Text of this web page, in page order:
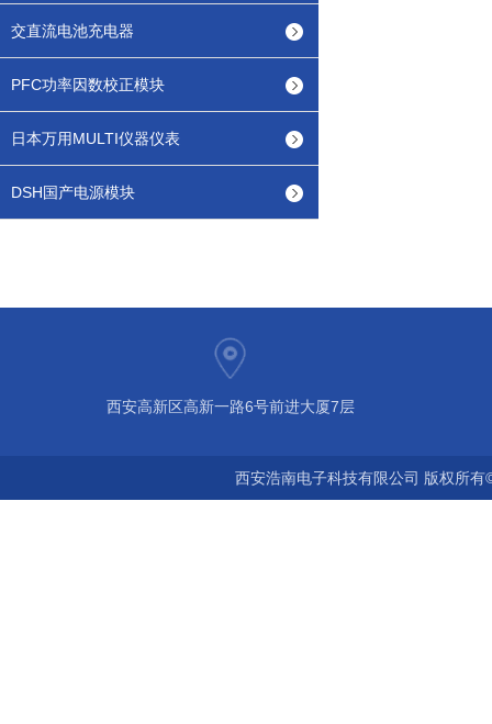
交直流电池充电器
PFC功率因数校正模块
日本万用MULTI仪器仪表
DSH国产电源模块
西安高新区高新一路6号前进大厦7层
西安浩南电子科技有限公司 版权所